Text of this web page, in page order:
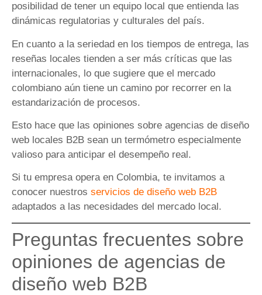
posibilidad de tener un equipo local que entienda las
dinámicas regulatorias y culturales del país.
En cuanto a la seriedad en los tiempos de entrega, las
reseñas locales tienden a ser más críticas que las
internacionales, lo que sugiere que el mercado
colombiano aún tiene un camino por recorrer en la
estandarización de procesos.
Esto hace que las opiniones sobre agencias de diseño
web locales B2B sean un termómetro especialmente
valioso para anticipar el desempeño real.
Si tu empresa opera en Colombia, te invitamos a
conocer nuestros servicios de diseño web B2B
adaptados a las necesidades del mercado local.
Preguntas frecuentes sobre
opiniones de agencias de
diseño web B2B